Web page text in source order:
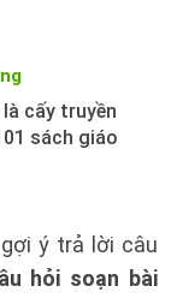
cấy truyền
sách giáo
ý trả lời câu
hỏi soạn bài